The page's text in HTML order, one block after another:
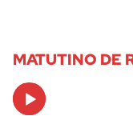
MATUTINO DE
Audio
Player